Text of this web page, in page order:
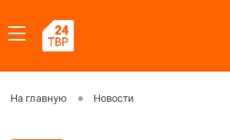
На главную Новости